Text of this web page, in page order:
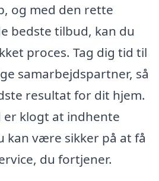
og med den rette
bedste tilbud, kan du
proces. Tag dig tid til
samarbejdspartner, så
resultat for dit hjem.
er klogt at indhente
kan være sikker på at få
du fortjener.